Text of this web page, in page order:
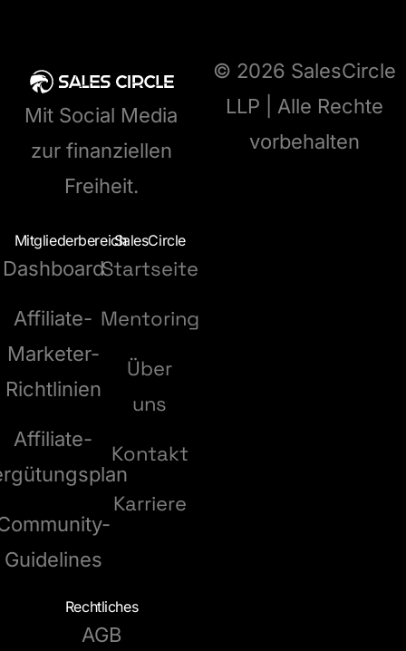
Mit Social Media
zur finanziellen
Freiheit.
Mitgliederbereich
Dashboard
Affiliate-
Marketer-
Richtlinien
Affiliate-
Guidelines
SalesCircle
Startseite
Mentoring
Über
uns
Kontakt
Karriere
Rechtliches
AGB
© 2026 SalesCircle
LLP | Alle Rechte
vorbehalten